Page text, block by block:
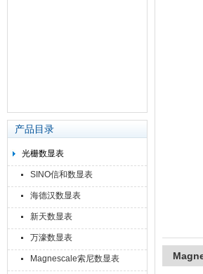
产品目录
光栅数显表
SINO信和数显表
海德汉数显表
新天数显表
万濠数显表
Magnescale索尼数显表